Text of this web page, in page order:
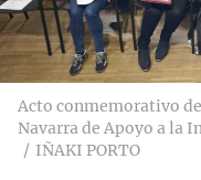
Acto conmemorativo
Navarra de Apoyo a la
IÑAKI PORTO